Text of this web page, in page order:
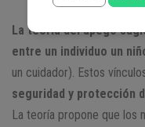
La teoría del apego
entre un individuo un
un cuidador). Estos
seguridad y protección
La teoría propone que los